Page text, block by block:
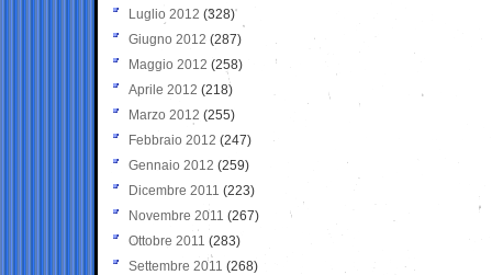
Luglio 2012 (328)
Giugno 2012 (287)
Maggio 2012 (258)
Aprile 2012 (218)
Marzo 2012 (255)
Febbraio 2012 (247)
Gennaio 2012 (259)
Dicembre 2011 (223)
Novembre 2011 (267)
Ottobre 2011 (283)
Settembre 2011 (268)